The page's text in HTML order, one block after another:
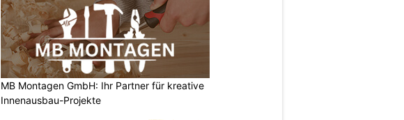
MB Montagen GmbH: Ihr Partner für kreative
Innenausbau-Projekte